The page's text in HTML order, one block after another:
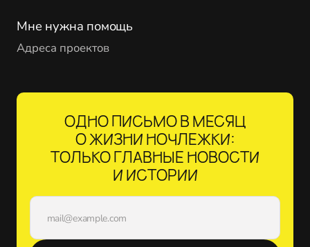
Мне нужна помощь
Адреса проектов
ОДНО ПИСЬМО В МЕСЯЦ
О ЖИЗНИ НОЧЛЕЖКИ:
ТОЛЬКО ГЛАВНЫЕ НОВОСТИ
И ИСТОРИИ